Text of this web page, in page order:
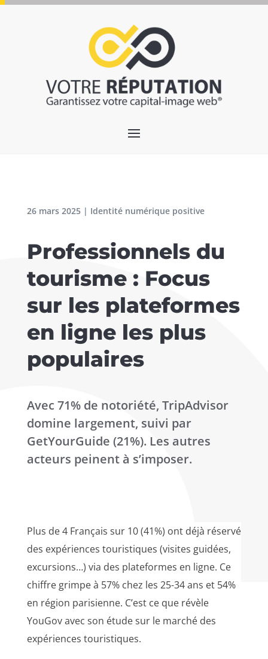
26 mars 2025| Identité numérique positive
Professionnels du
tourisme : Focus
sur les plateformes
en ligne les plus
populaires
Avec 71% de notoriété, TripAdvisor
domine largement, suivi par
GetYourGuide (21%). Les autres
acteurs peinent à s’imposer.
Plus de 4 Français sur 10 (41%) ont déjà réservé
des expériences touristiques (visites guidées,
excursions…) via des plateformes en ligne. Ce
chiffre grimpe à 57% chez les 25-34 ans et 54%
en région parisienne. C’est ce que révèle
YouGov avec son étude sur le marché des
expériences touristiques.